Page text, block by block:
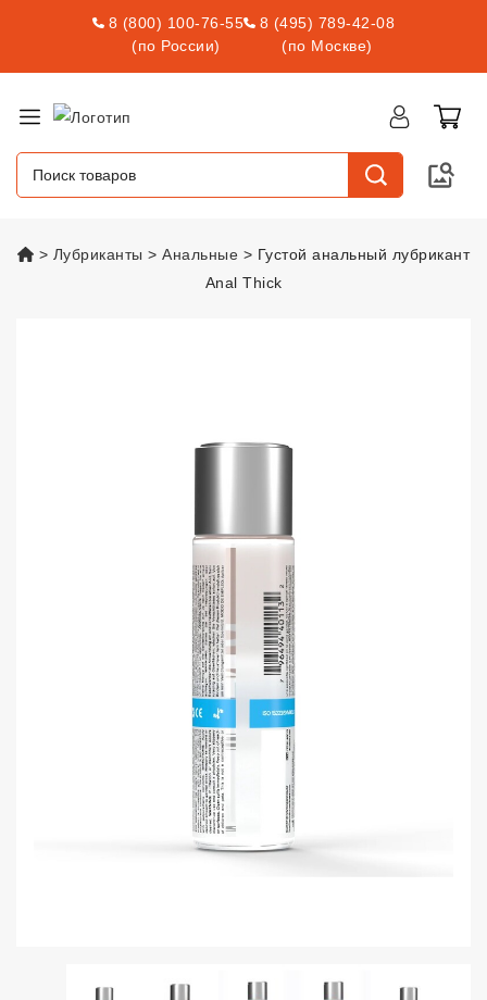
8 (800) 100-76-55
(по России)
8 (495) 789-42-08
(по Москве)
vsexshop.ru
Лубриканты Анальные
Густой анальный лубрикант
Anal Thick